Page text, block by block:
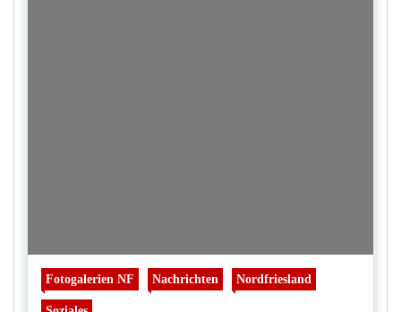
Fotogalerien NF Nachrichten Nordfriesland